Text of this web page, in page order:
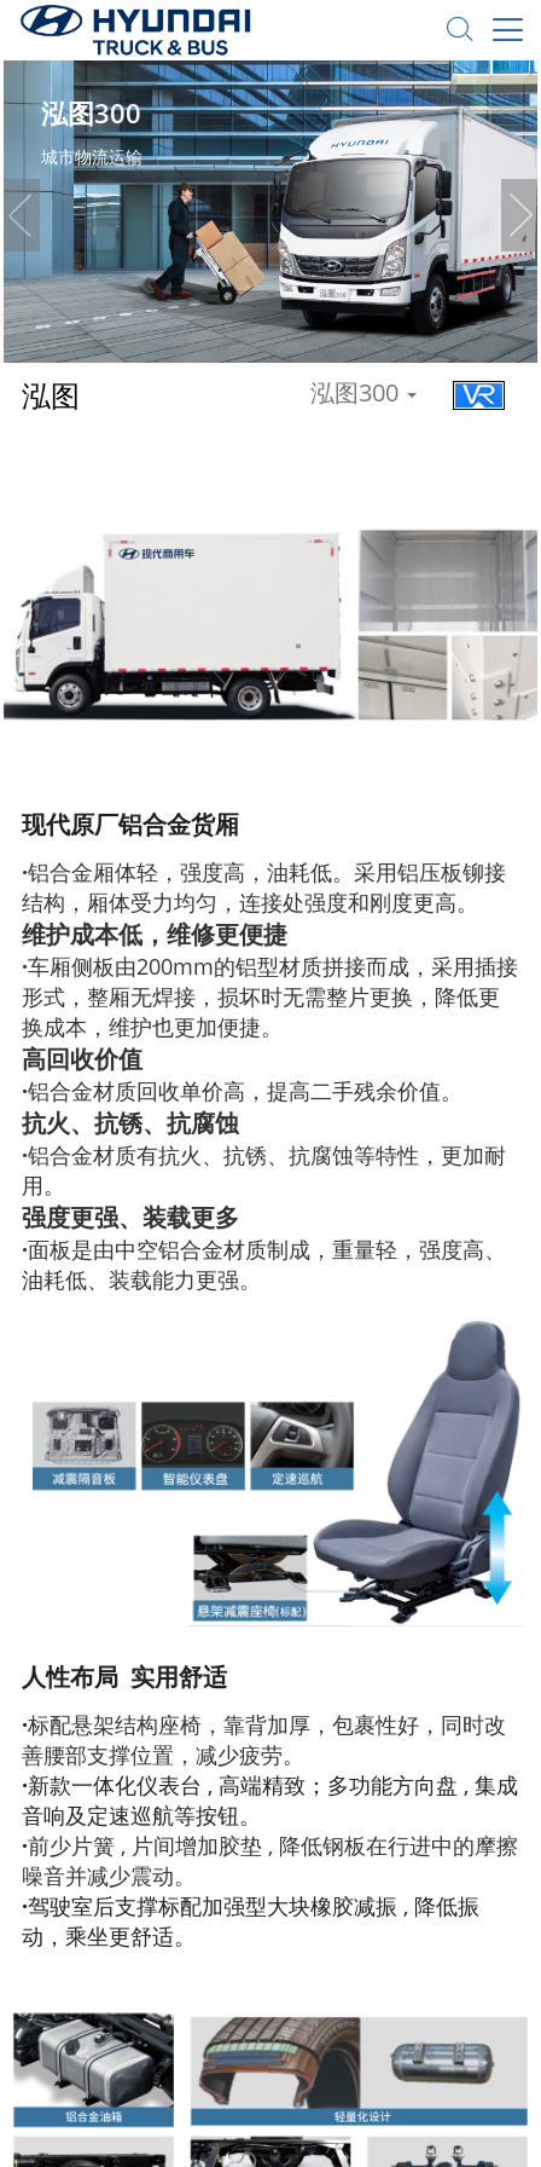
泓图300
城市物流运输
泓图 泓图300
现代原厂铝合金货厢
·铝合金厢体轻，强度高，油耗低。采用铝压板铆接
结构，厢体受力均匀，连接处强度和刚度更高。
维护成本低，维修更便捷
·车厢侧板由200mm的铝型材质拼接而成，采用插接
形式，整厢无焊接，损坏时无需整片更换，降低更
换成本，维护也更加便捷。
高回收价值
·铝合金材质回收单价高，提高二手残余价值。
抗火、抗锈、抗腐蚀
·铝合金材质有抗火、抗锈、抗腐蚀等特性，更加耐
用。
强度更强、装载更多
·面板是由中空铝合金材质制成，重量轻，强度高、
油耗低、装载能力更强。
人性布局 实用舒适
·标配悬架结构座椅，靠背加厚，包裹性好，同时改
善腰部支撑位置，减少疲劳。
·新款一体化仪表台 , 高端精致；多功能方向盘 , 集成
音响及定速巡航等按钮。
·前少片簧 , 片间增加胶垫 , 降低钢板在行进中的摩擦
噪音并减少震动。
·驾驶室后支撑标配加强型大块橡胶减振 , 降低振
动，乘坐更舒适。